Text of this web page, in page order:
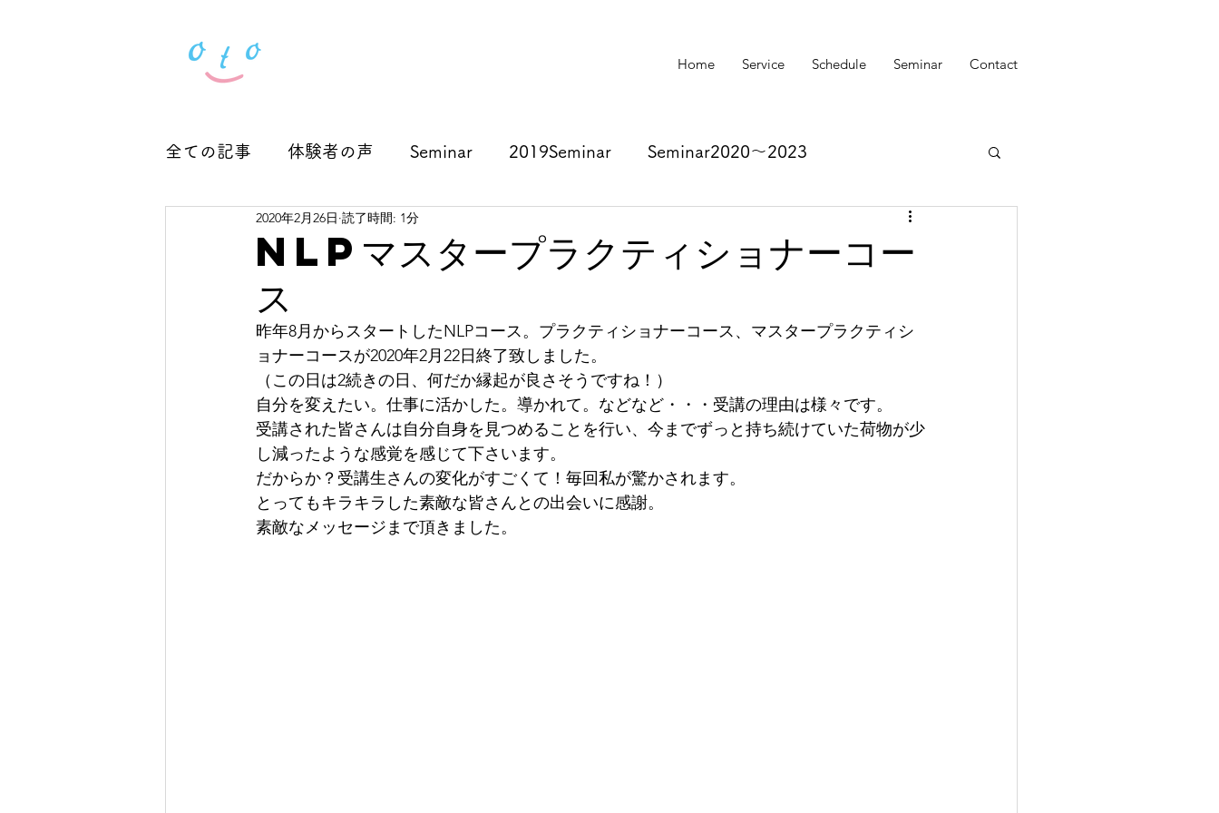
Home Service Schedule Seminar Contact
全ての記事 体験者の声 Seminar 2019Seminar Seminar2020～2023
Seminar 2024～2025
NLPマスタープラクティショナーコー
ス
2020年2月26日 読了時間: 1分
昨年8月からスタートしたNLPコース。プラクティショナーコース、マスタープラクティシ
ョナーコースが2020年2月22日終了致しました。
（この日は2続きの日、何だか縁起が良さそうですね！）
自分を変えたい。仕事に活かした。導かれて。などなど・・・受講の理由は様々です。
受講された皆さんは自分自身を見つめることを行い、今までずっと持ち続けていた荷物が少
し減ったような感覚を感じて下さいます。
だからか？受講生さんの変化がすごくて！毎回私が驚かされます。
とってもキラキラした素敵な皆さんとの出会いに感謝。
素敵なメッセージまで頂きました。